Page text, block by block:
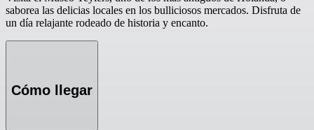
saborea las delicias locales en los bulliciosos mercados. Disfruta de
un día relajante rodeado de historia y encanto.
Cómo llegar